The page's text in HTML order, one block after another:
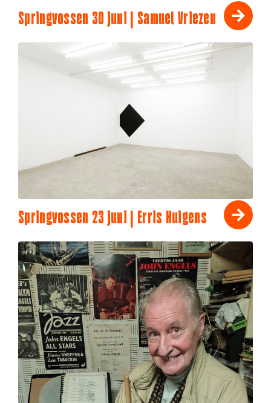
Springvossen 30 juni | Samuel Vriezen
Springvossen 23 juni | Erris Huigens